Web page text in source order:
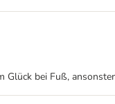
bei Fuß,